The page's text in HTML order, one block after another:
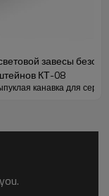
завесы
КТ-08
канавка для серии